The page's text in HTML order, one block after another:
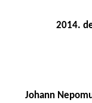
2014.
Johann